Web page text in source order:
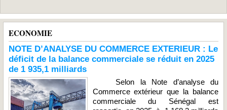
ECONOMIE
NOTE D’ANALYSE DU COMMERCE EXTERIEUR : Le
déficit de la balance commerciale se réduit en 2025
de 1 935,1 milliards
Selon la Note d’analyse du
Commerce extérieur que la balance
commerciale du Sénégal est